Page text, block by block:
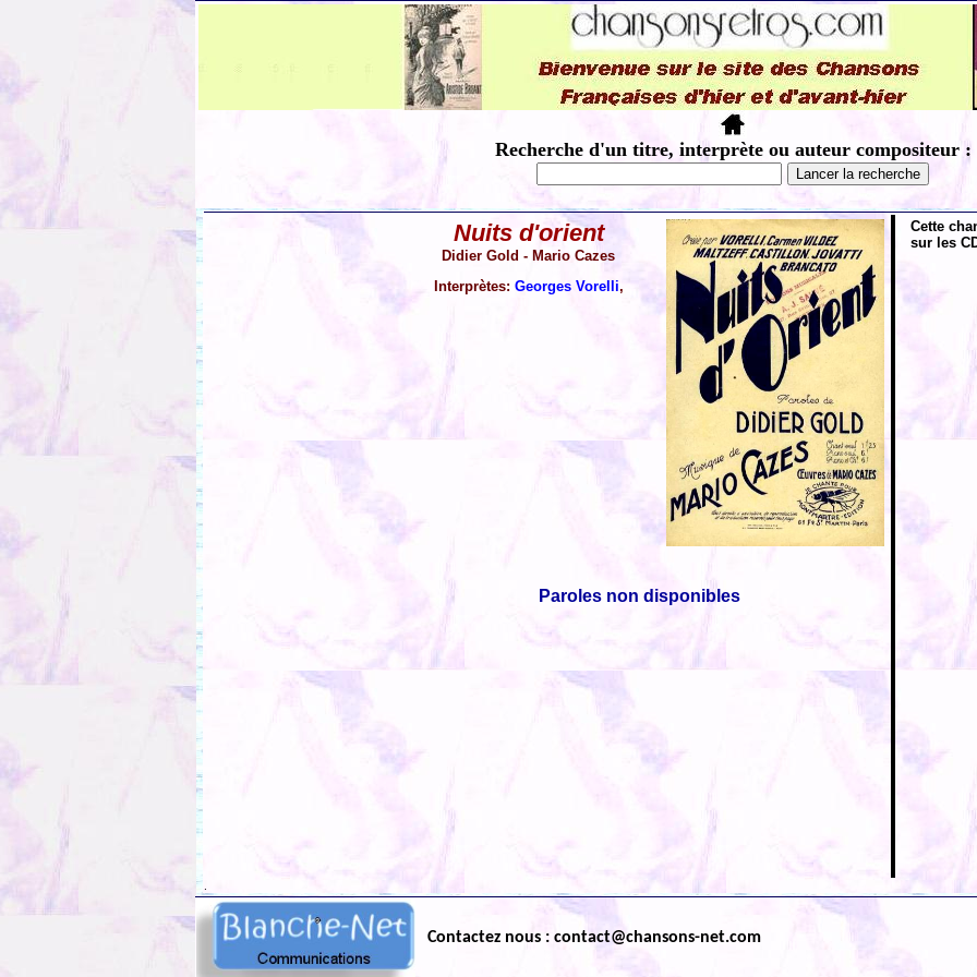
Recherche d'un titre, interprète ou auteur compositeur :
Nuits d'orient
Didier Gold - Mario Cazes
Interprètes: Georges Vorelli,
Paroles non disponibles
Cette
sur les
Contactez nous : contact@chansons-net.com